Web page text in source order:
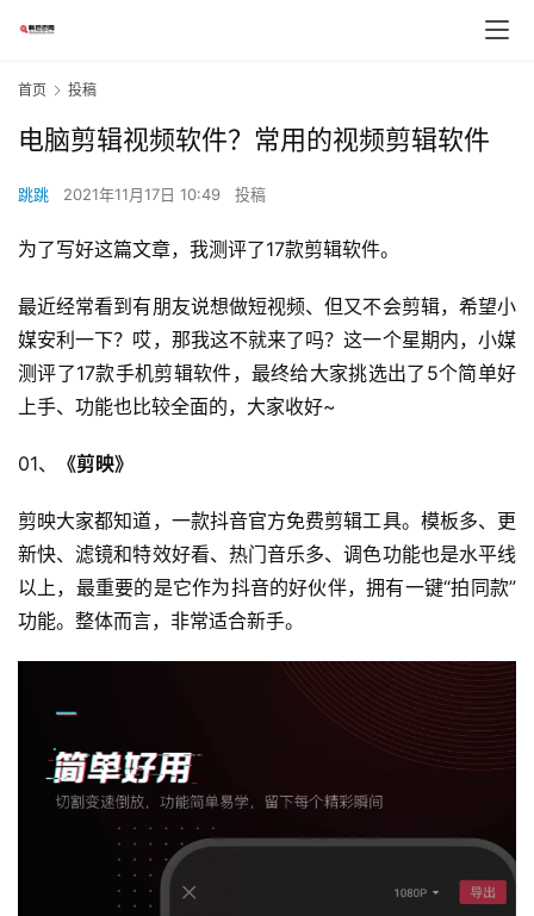
首页 投稿
电脑剪辑视频软件？常用的视频剪辑软件
跳跳 2021年11月17日 10:49 投稿
为了写好这篇文章，我测评了17款剪辑软件。
最近经常看到有朋友说想做短视频、但又不会剪辑，希望小
媒安利一下？哎，那我这不就来了吗？这一个星期内，小媒
测评了17款手机剪辑软件，最终给大家挑选出了5个简单好
上手、功能也比较全面的，大家收好~
01、 《剪映》
剪映大家都知道，一款抖音官方免费剪辑工具。模板多、更
新快、滤镜和特效好看、热门音乐多、调色功能也是水平线
以上，最重要的是它作为抖音的好伙伴，拥有一键“拍同款”
功能。整体而言，非常适合新手。